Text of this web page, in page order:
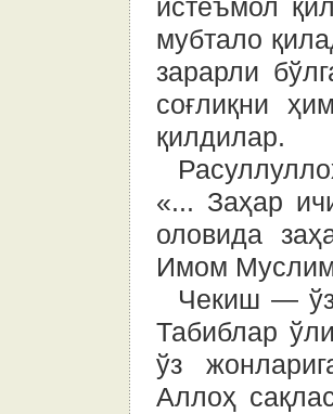
истеъмол
мубтало
зарарли
соғлиқни
қилдилар.
«... Заҳар
оловида
Имом
Чекиш — ўз
Табиблар
ўз
Аллоҳ